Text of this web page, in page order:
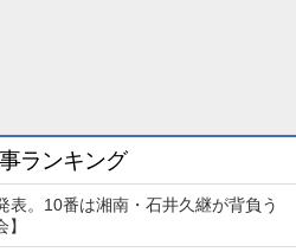
ランキング
表。10番は湘南・石井久継が背負う